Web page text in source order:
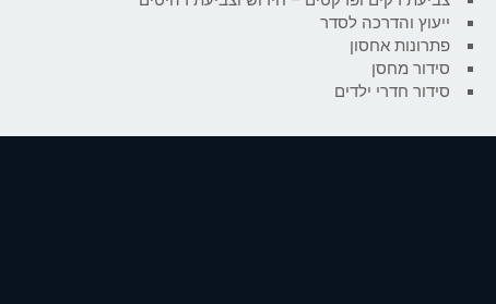
ייעוץ והדרכה לסדר
פתרונות אחסון
סידור מחסן
סידור חדרי ילדים